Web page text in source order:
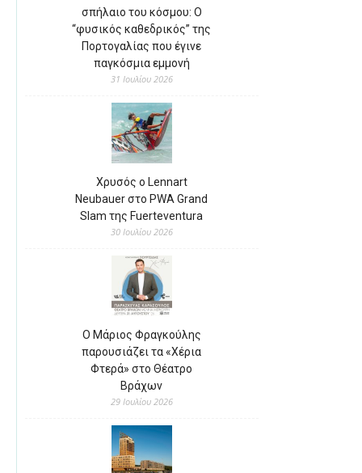
σπήλαιο του κόσμου: Ο
“φυσικός καθεδρικός” της
Πορτογαλίας που έγινε
παγκόσμια εμμονή
31 Ιουλίου 2026
Χρυσός ο Lennart
Neubauer στο PWA Grand
Slam της Fuerteventura
30 Ιουλίου 2026
Ο Μάριος Φραγκούλης
παρουσιάζει τα «Χέρια
Φτερά» στο Θέατρο
Βράχων
29 Ιουλίου 2026